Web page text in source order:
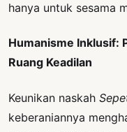
hanya untuk sesama
Humanisme Inklusif:
Ruang Keadilan
Keunikan naskah
keberaniannya